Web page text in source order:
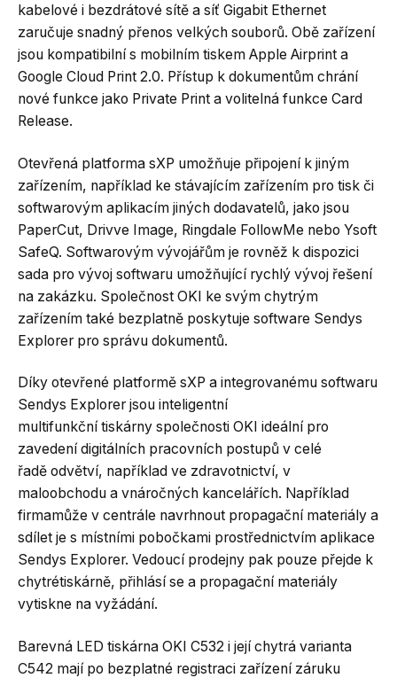
kabelové i bezdrátové sítě a síť Gigabit Ethernet
zaručuje snadný přenos velkých souborů. Obě zařízení
jsou kompatibilní s mobilním tiskem Apple Airprint a
Google Cloud Print 2.0. Přístup k dokumentům chrání
nové funkce jako Private Print a volitelná funkce Card
Release.
Otevřená platforma sXP umožňuje připojení k jiným
zařízením, například ke stávajícím zařízením pro tisk či
softwarovým aplikacím jiných dodavatelů, jako jsou
PaperCut, Drivve Image, Ringdale FollowMe nebo Ysoft
SafeQ. Softwarovým vývojářům je rovněž k dispozici
sada pro vývoj softwaru umožňující rychlý vývoj řešení
na zakázku. Společnost OKI ke svým chytrým
zařízením také bezplatně poskytuje software Sendys
Explorer pro správu dokumentů.
Díky otevřené platformě sXP a integrovanému softwaru
Sendys Explorer jsou inteligentní
multifunkční tiskárny společnosti OKI ideální pro
zavedení digitálních pracovních postupů v celé
řadě odvětví, například ve zdravotnictví, v
maloobchodu a vnáročných kancelářích. Například
firmamůže v centrále navrhnout propagační materiály a
sdílet je s místními pobočkami prostřednictvím aplikace
Sendys Explorer. Vedoucí prodejny pak pouze přejde k
chytrétiskárně, přihlásí se a propagační materiály
vytiskne na vyžádání.
Barevná LED tiskárna OKI C532 i její chytrá varianta
C542 mají po bezplatné registraci zařízení záruku